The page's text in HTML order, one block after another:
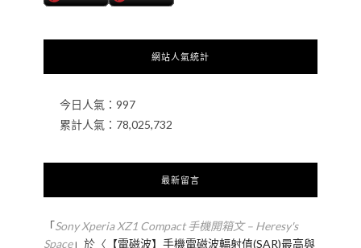
網站人氣統計
今日人氣： 997
累計人氣： 78,025,732
最新留言
「Sony Xperia XZ1 Compact 手機開箱文 – Heresy's
Space」於〈 【電磁波】手機電磁波輻射值(SAR)最高與